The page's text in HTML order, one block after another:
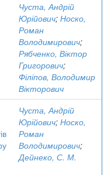
Чуста, Андрій
Юрійович; Носко,
Роман
Володимирович;
Рябченко, Віктор
Григорович;
Філіпов, Володимир
Вікторович
Чуста, Андрій
Юрійович; Носко,
Роман
Володимирович;
Дейнеко, С. М.